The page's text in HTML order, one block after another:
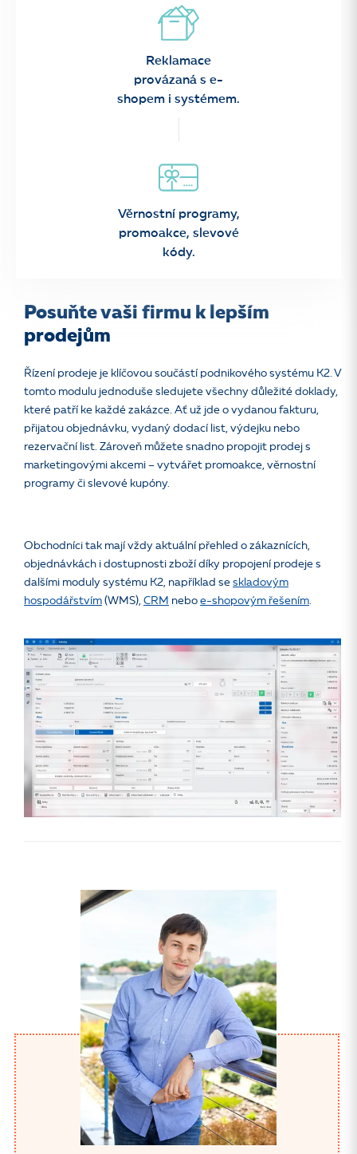
Reklamace
provázaná s e-
shopem i systémem.
Věrnostní programy,
promoakce, slevové
kódy.
Posuňte vaši firmu k lepším
prodejům
Řízení prodeje je klíčovou součástí podnikového systému K2. V
tomto modulu jednoduše sledujete všechny důležité doklady,
které patří ke každé zakázce. Ať už jde o vydanou fakturu,
přijatou objednávku, vydaný dodací list, výdejku nebo
rezervační list. Zároveň můžete snadno propojit prodej s
marketingovými akcemi – vytvářet promoakce, věrnostní
programy či slevové kupóny.
Obchodníci tak mají vždy aktuální přehled o zákaznících,
objednávkách i dostupnosti zboží díky propojení prodeje s
dalšími moduly systému K2, například se skladovým
hospodářstvím (WMS), CRM nebo e-shopovým řešením.